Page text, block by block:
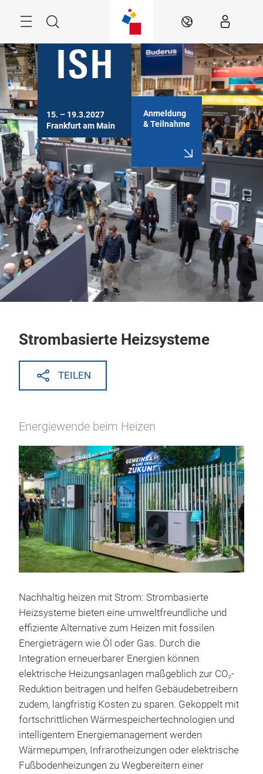
Suche DE
15. – 19.3.2027
Frankfurt am Main
Anmeldung
& Teilnahme
Strombasierte Heizsysteme
TEILEN
Energiewende beim Heizen
Nachhaltig heizen mit Strom: Strombasierte
Heizsysteme bieten eine umweltfreundliche und
effiziente Alternative zum Heizen mit fossilen
Energieträgern wie Öl oder Gas. Durch die
Integration erneuerbarer Energien können
elektrische Heizungsanlagen maßgeblich zur CO2-
Reduktion beitragen und helfen Gebäudebetreibern
zudem, langfristig Kosten zu sparen. Gekoppelt mit
fortschrittlichen Wärmespeichertechnologien und
intelligentem Energiemanagement werden
Wärmepumpen, Infrarotheizungen oder elektrische
Fußbodenheizungen zu Wegbereitern einer